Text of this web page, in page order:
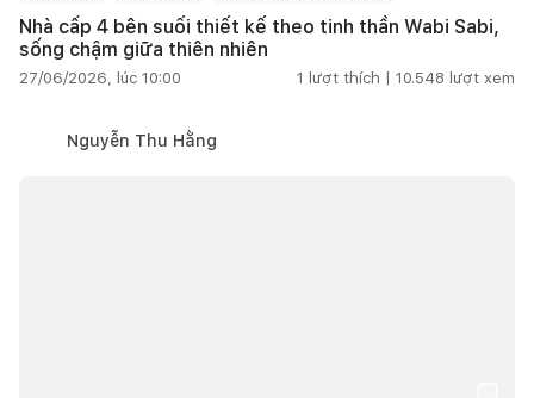
Nhà cấp 4 bên suối thiết kế theo tinh thần Wabi Sabi,
sống chậm giữa thiên nhiên
27/06/2026, lúc 10:00 1 lượt thích | 10.548 lượt xem
Nguyễn Thu Hằng